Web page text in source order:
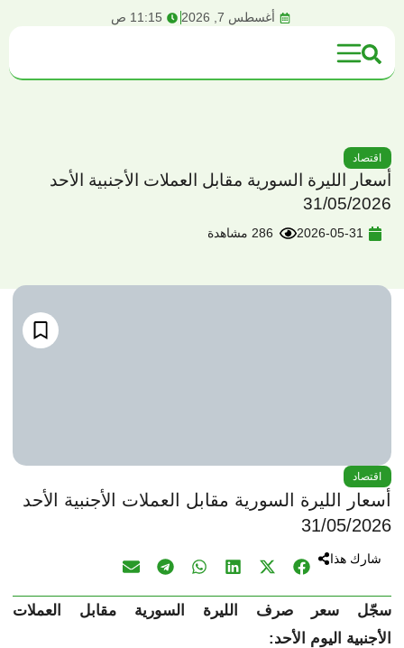
أغسطس 7, 2026 11:15 ص
اقتصاد
أسعار الليرة السورية مقابل العملات الأجنبية الأحد
31/05/2026
2026-05-31 286 مشاهدة
اقتصاد
أسعار الليرة السورية مقابل العملات الأجنبية الأحد
31/05/2026
شارك هذا
سجّل سعر صرف الليرة السورية مقابل
العملات
الأجنبية اليوم الأحد: